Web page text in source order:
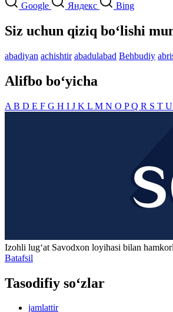
Google Яндекс Bing
Siz uchun qiziq bo‘lishi
abadiyan achishtir abadulabad Behbudiy
Alifbo bo‘yicha
A B D E F G H I J K L M N O PQ R S T U
Izohli lugʻat Savodxon loyihasi bilan
Batafsil
Tasodifiy so‘zlar
jamlattir